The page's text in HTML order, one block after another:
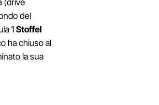
(drive
del
1Stoffel
ha chiuso al
la sua